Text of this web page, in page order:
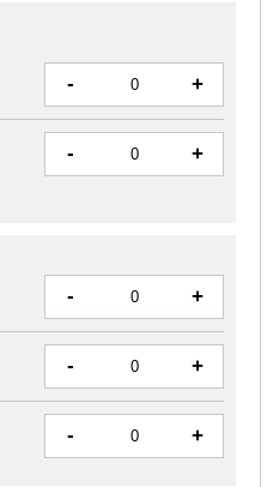
- +
- +
- +
- +
- +